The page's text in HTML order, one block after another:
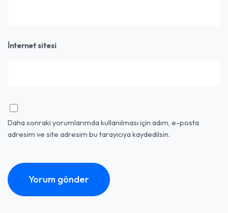
İnternet sitesi
Daha sonraki yorumlarımda kullanılması için adım, e-posta
adresim ve site adresim bu tarayıcıya kaydedilsin.